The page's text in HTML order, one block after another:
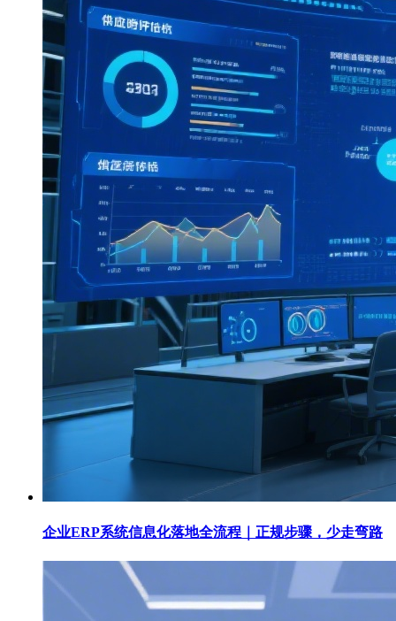
企业ERP系统信息化落地全流程｜正规步骤，少走弯路